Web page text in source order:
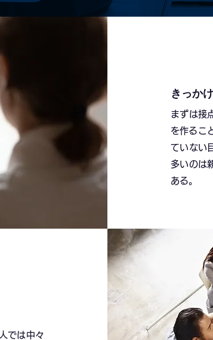
きっか
まずは接
を作るこ
ていない
多いのは
ある。
では中々